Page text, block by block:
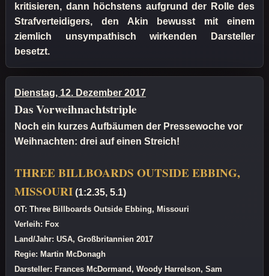
kritisieren, dann höchstens aufgrund der Rolle des
Strafverteidigers, den Akin bewusst mit einem
ziemlich unsympathisch wirkenden Darsteller
besetzt.
Dienstag, 12. Dezember 2017
Das Vorweihnachtstriple
Noch ein kurzes Aufbäumen der Pressewoche vor
Weihnachten: drei auf einen Streich!
THREE BILLBOARDS OUTSIDE EBBING,
MISSOURI (1:2.35, 5.1)
OT: Three Billboards Outside Ebbing, Missouri
Verleih: Fox
Land/Jahr: USA, Großbritannien 2017
Regie: Martin McDonagh
Darsteller: Frances McDormand, Woody Harrelson, Sam